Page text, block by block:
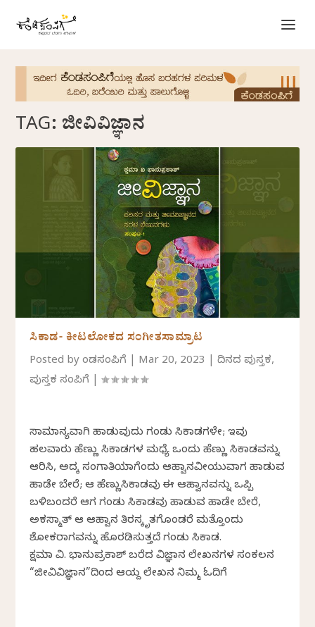
TAG: ಜೀವಿವಿಜ್ಞಾನ
ಸಿಕಾಡ- ಕೀಟಲೋಕದ ಸಂಗೀತಸಾಮ್ರಾಟ
Posted byಕೆಂಡಸಂಪಿಗೆ Mar 20, 2023 |ದಿನದ ಪುಸ್ತಕ,
ಪುಸ್ತಕ ಸಂಪಿಗೆ |
ಸಾಮಾನ್ಯವಾಗಿ ಹಾಡುವುದು ಗಂಡು ಸಿಕಾಡಗಳೇ; ಇವು
ಹಲವಾರು ಹೆಣ್ಣು ಸಿಕಾಡಗಳ ಮಧ್ಯೆ ಒಂದು ಹೆಣ್ಣು ಸಿಕಾಡವನ್ನು
ಆರಿಸಿ, ಅದಕ್ಕೆ ಸಂಗಾತಿಯಾಗೆಂದು ಆಹ್ವಾನವೀಯುವಾಗ ಹಾಡುವ
ಹಾಡೇ ಬೇರೆ; ಆ ಹೆಣ್ಣುಸಿಕಾಡವು ಈ ಆಹ್ವಾನವನ್ನು ಒಪ್ಪಿ
ಬಳಿಬಂದರೆ ಆಗ ಗಂಡು ಸಿಕಾಡವು ಹಾಡುವ ಹಾಡೇ ಬೇರೆ,
ಅಕಸ್ಮಾತ್ ಆ ಆಹ್ವಾನ ತಿರಸ್ಕೃತಗೊಂಡರೆ ಮತ್ತೊಂದು
ಶೋಕರಾಗವನ್ನು ಹೊರಡಿಸುತ್ತದೆ ಗಂಡು ಸಿಕಾಡ.
ಕ್ಷಮಾ ವಿ. ಭಾನುಪ್ರಕಾಶ್‌ ಬರೆದ ವಿಜ್ಞಾನ ಲೇಖನಗಳ ಸಂಕಲನ
“ಜೀವಿವಿಜ್ಞಾನ”ದಿಂದ ಆಯ್ದ ಲೇಖನ ನಿಮ್ಮ ಓದಿಗೆ